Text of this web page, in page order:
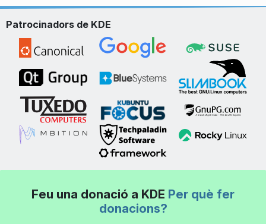
Patrocinadors de KDE
Feu una donació a KDE Per què fer
donacions?